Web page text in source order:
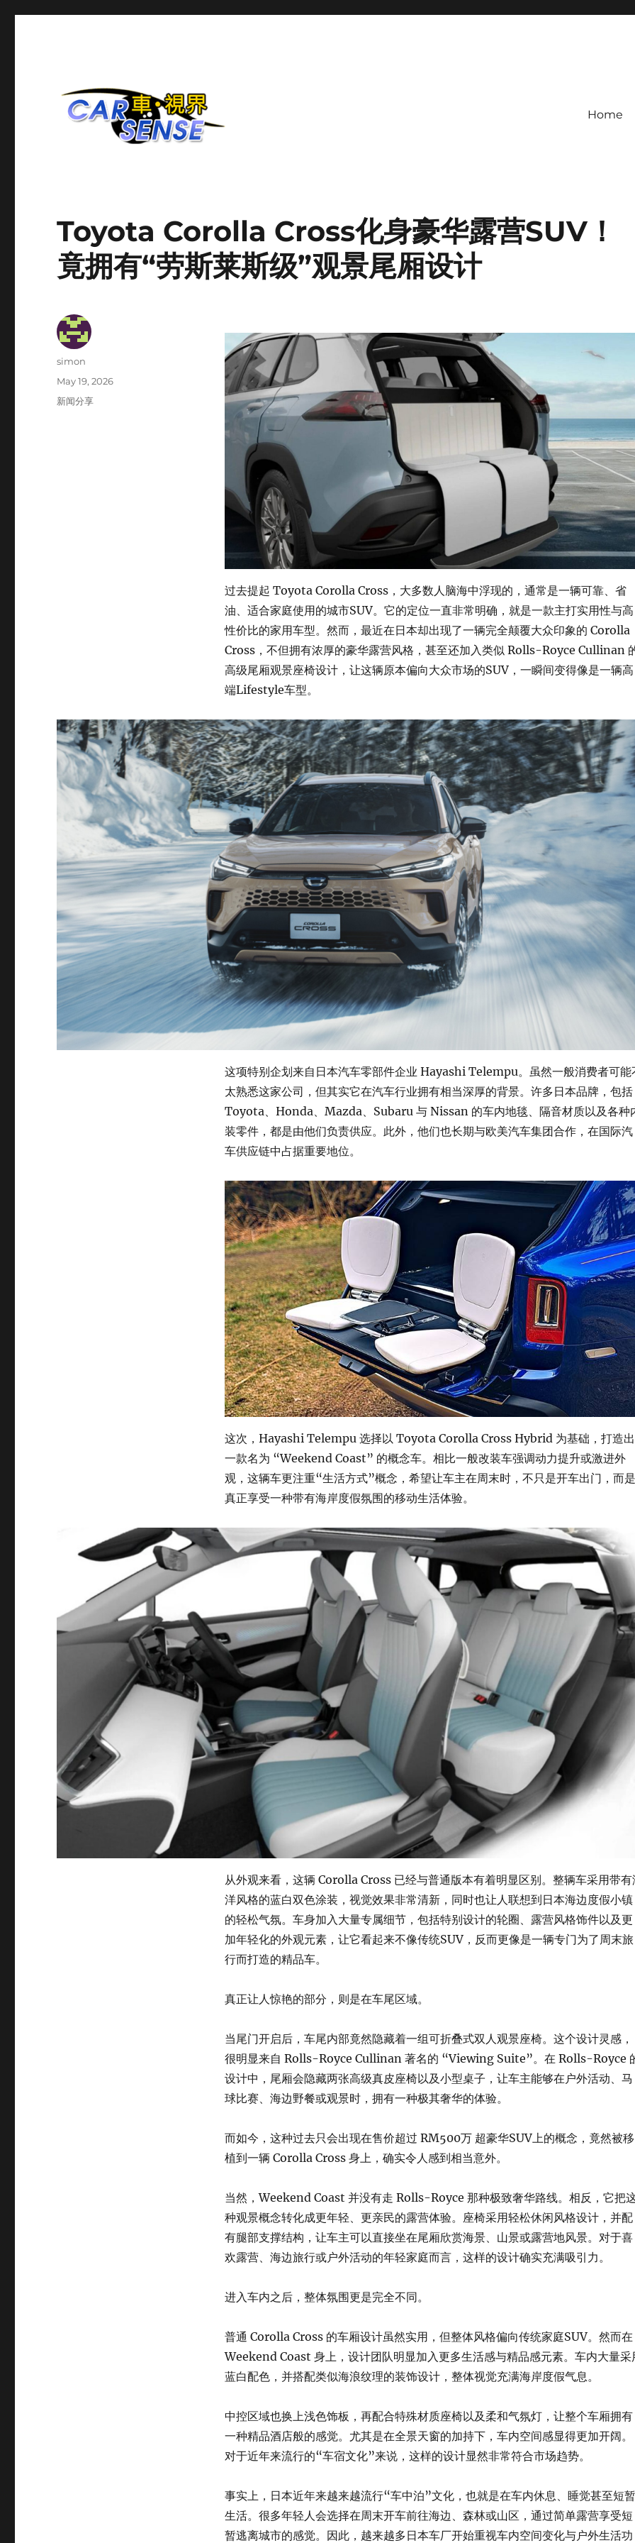
Home
Toyota Corolla Cross化身豪华露营SUV！
竟拥有“劳斯莱斯级”观景尾厢设计
过去提起 Toyota Corolla Cross，大多数人脑海中浮现的，通常是一辆可靠、省
油、适合家庭使用的城市SUV。它的定位一直非常明确，就是一款主打实用性与高
性价比的家用车型。然而，最近在日本却出现了一辆完全颠覆大众印象的 Corolla
Cross，不但拥有浓厚的豪华露营风格，甚至还加入类似 Rolls-Royce Cullinan
高级尾厢观景座椅设计，让这辆原本偏向大众市场的SUV，一瞬间变得像是一辆高
端Lifestyle车型。
这项特别企划来自日本汽车零部件企业 Hayashi Telempu。虽然一般消费者可能
太熟悉这家公司，但其实它在汽车行业拥有相当深厚的背景。许多日本品牌，包括
Toyota、Honda、Mazda、Subaru 与 Nissan 的车内地毯、隔音材质以及各种
装零件，都是由他们负责供应。此外，他们也长期与欧美汽车集团合作，在国际汽
车供应链中占据重要地位。
这次，Hayashi Telempu 选择以 Toyota Corolla Cross Hybrid 为基础，打造出
一款名为 “Weekend Coast” 的概念车。相比一般改装车强调动力提升或激进外
观，这辆车更注重“生活方式”概念，希望让车主在周末时，不只是开车出门，而是
真正享受一种带有海岸度假氛围的移动生活体验。
从外观来看，这辆 Corolla Cross 已经与普通版本有着明显区别。整辆车采用带有
洋风格的蓝白双色涂装，视觉效果非常清新，同时也让人联想到日本海边度假小镇
的轻松气氛。车身加入大量专属细节，包括特别设计的轮圈、露营风格饰件以及更
加年轻化的外观元素，让它看起来不像传统SUV，反而更像是一辆专门为了周末旅
行而打造的精品车。
真正让人惊艳的部分，则是在车尾区域。
当尾门开启后，车尾内部竟然隐藏着一组可折叠式双人观景座椅。这个设计灵感，
很明显来自 Rolls-Royce Cullinan 著名的 “Viewing Suite”。在 Rolls-Royce
设计中，尾厢会隐藏两张高级真皮座椅以及小型桌子，让车主能够在户外活动、马
球比赛、海边野餐或观景时，拥有一种极其奢华的体验。
而如今，这种过去只会出现在售价超过 RM500万 超豪华SUV上的概念，竟然被移
植到一辆 Corolla Cross 身上，确实令人感到相当意外。
当然，Weekend Coast 并没有走 Rolls-Royce 那种极致奢华路线。相反，它把
种观景概念转化成更年轻、更亲民的露营体验。座椅采用轻松休闲风格设计，并配
有腿部支撑结构，让车主可以直接坐在尾厢欣赏海景、山景或露营地风景。对于喜
欢露营、海边旅行或户外活动的年轻家庭而言，这样的设计确实充满吸引力。
进入车内之后，整体氛围更是完全不同。
普通 Corolla Cross 的车厢设计虽然实用，但整体风格偏向传统家庭SUV。然而在
Weekend Coast 身上，设计团队明显加入更多生活感与精品感元素。车内大量采
蓝白配色，并搭配类似海浪纹理的装饰设计，整体视觉充满海岸度假气息。
中控区域也换上浅色饰板，再配合特殊材质座椅以及柔和气氛灯，让整个车厢拥有
一种精品酒店般的感觉。尤其是在全景天窗的加持下，车内空间感显得更加开阔。
对于近年来流行的“车宿文化”来说，这样的设计显然非常符合市场趋势。
事实上，日本近年来越来越流行“车中泊”文化，也就是在车内休息、睡觉甚至短暂
生活。很多年轻人会选择在周末开车前往海边、森林或山区，通过简单露营享受短
暂逃离城市的感觉。因此，越来越多日本车厂开始重视车内空间变化与户外生活功
Author
simon
Posted
on
May 19, 2026
Categories
新闻分享